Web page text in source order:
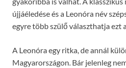
újjáéledése és a Leonóra név
egyre több szülő választhatja ezt
A Leonóra egy ritka, de annál
Magyarországon. Bár jelenleg